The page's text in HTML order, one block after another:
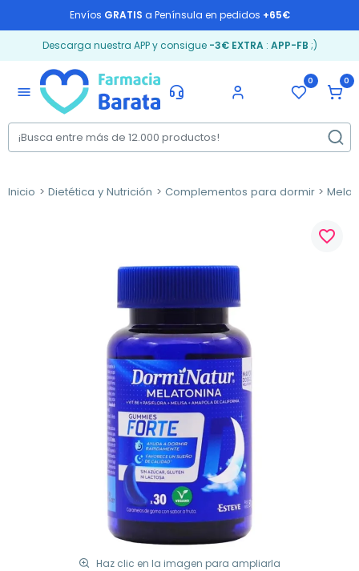
Envíos GRATIS a Península en pedidos +65€
Descarga nuestra APP y consigue -3€ EXTRA: APP-FB ;)
menu
0 0
Inicio Dietética y Nutrición Complementos para dormir
Haz clic en la imagen para ampliarla
favorite_border